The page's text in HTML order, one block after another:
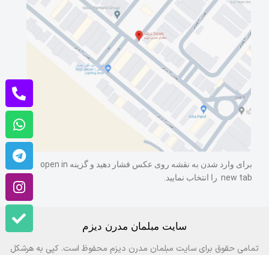
برای وارد شدن به نقشه روی عکس فشار دهید و گزینه open in
new tab را انتخاب نمایید.
سایت مبلمان مدرن دیزم
تمامی حقوق برای سایت مبلمان مدرن دیزم محفوظ است. کپی به هرشکل